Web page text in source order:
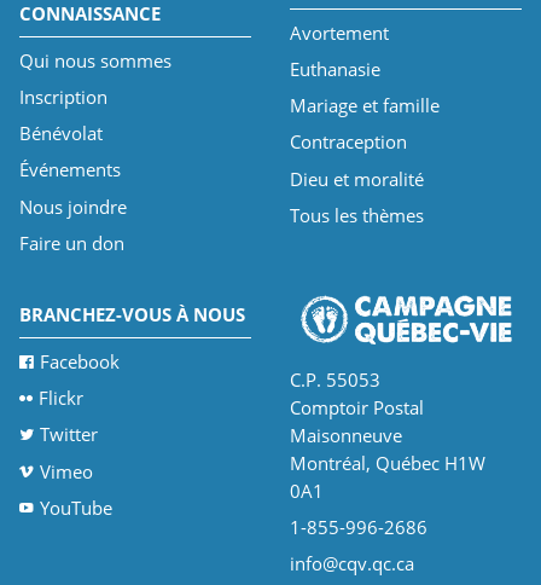
CONNAISSANCE
Qui nous sommes
Inscription
Bénévolat
Événements
Nous joindre
Faire un don
Avortement
Euthanasie
Mariage et famille
Contraception
Dieu et moralité
Tous les thèmes
BRANCHEZ-VOUS À NOUS
Facebook
Flickr
Twitter
Vimeo
YouTube
C.P. 55053
Comptoir Postal
Maisonneuve
Montréal, Québec H1W
0A1
1-855-996-2686
info@cqv.qc.ca